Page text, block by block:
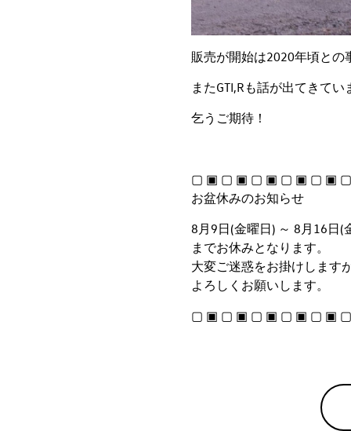
販売が開始は2020年頃との
またGTI,Rも話が出てきてい
乞うご期待！
▢ ▣ ▢ ▣ ▢ ▣ ▢ ▣ ▢ ▣
お盆休みのお知らせ
8月9日(金曜日) ～ 8月16日(
までお休みとなります。
大変ご迷惑をお掛けします
よろしくお願いします。
▢ ▣ ▢ ▣ ▢ ▣ ▢ ▣ ▢ ▣